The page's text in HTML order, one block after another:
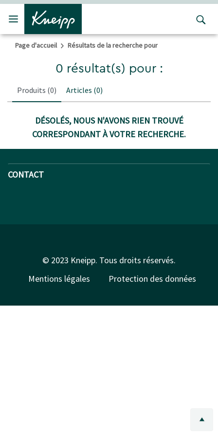
Passer au contenu principal
Passer au contenu du pied de page
Page d'accueil Résultats de la recherche pour
0 résultat(s) pour :
Produits (0) Articles (0)
DÉSOLÉS, NOUS N'AVONS RIEN TROUVÉ
CORRESPONDANT À VOTRE RECHERCHE.
CONTACT
© 2023 Kneipp. Tous droits réservés.
Mentions légales
Protection des données